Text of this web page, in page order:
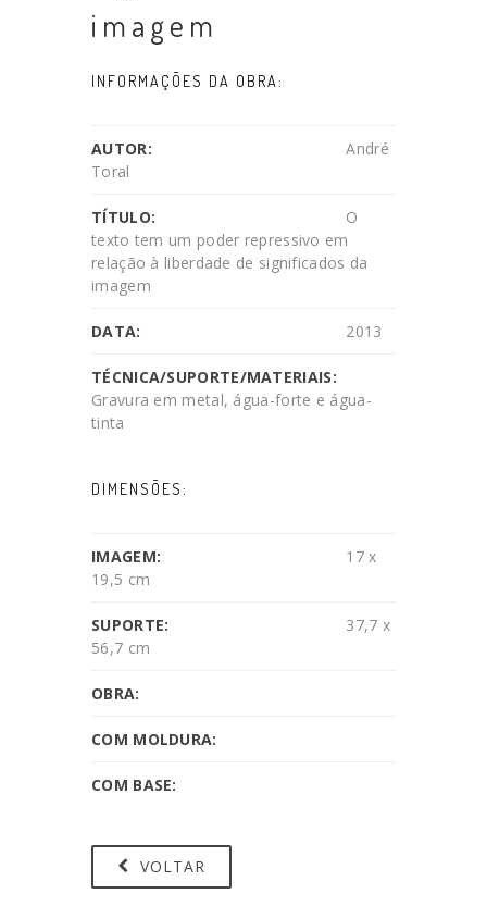
imagem
INFORMAÇÕES DA OBRA:
AUTOR:
André
Toral
TÍTULO:
O
texto tem um poder repressivo em
relação à liberdade de significados da
imagem
DATA: 2013
TÉCNICA/SUPORTE/MATERIAIS:
Gravura em metal, água-forte e água-
tinta
DIMENSÕES:
IMAGEM:
17 x
19,5 cm
SUPORTE:
37,7 x
56,7 cm
OBRA:
COM MOLDURA:
COM BASE:
VOLTAR